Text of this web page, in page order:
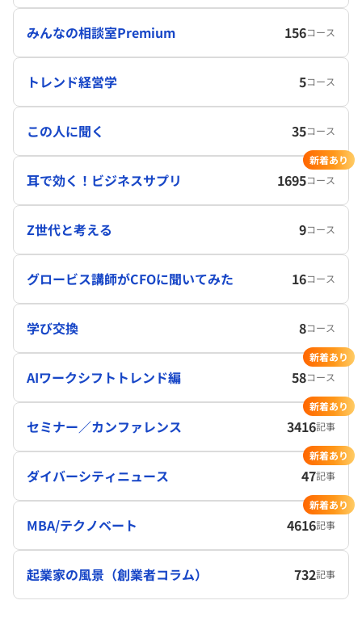
みんなの相談室Premium 156コース
トレンド経営学 5コース
この人に聞く 35コース
耳で効く！ビジネスサプリ 1695コース
新着あり
Z世代と考える 9コース
グロービス講師がCFOに聞いてみた 16コース
学び交換 8コース
AIワークシフトトレンド編 58コース
新着あり
セミナー／カンファレンス 3416記事
新着あり
ダイバーシティニュース 47記事
新着あり
MBA/テクノベート 4616記事
新着あり
起業家の風景（創業者コラム） 732記事